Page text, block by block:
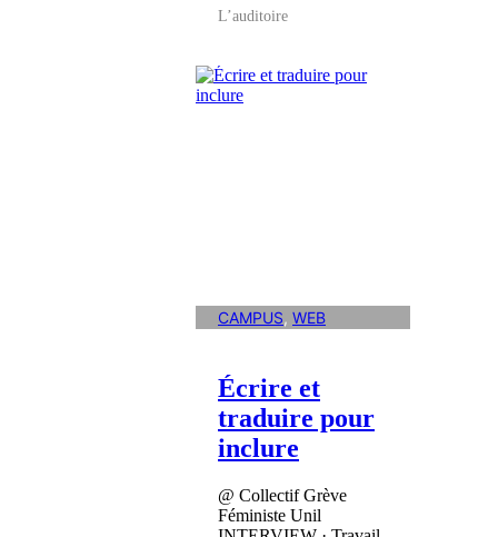
L’auditoire
CAMPUS, WEB
Écrire et
traduire pour
inclure
@ Collectif Grève
Féministe Unil